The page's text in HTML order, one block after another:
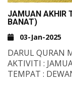
JAMUAN AKHIR
BANAT)
03-Jan-2025
DARUL QURAN
AKTIVITI :
TEMPAT :